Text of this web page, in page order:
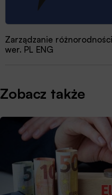
Zarządzanie
wer. PL ENG
Zobacz także